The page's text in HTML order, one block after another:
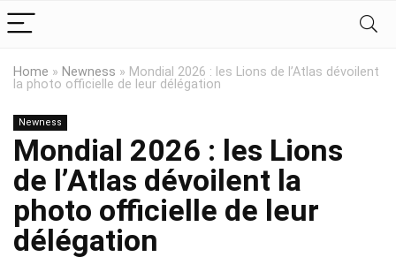
Home » Newness » Mondial 2026 : les Lions de l’Atlas dévoilent
la photo officielle de leur délégation
Newness
Mondial 2026 : les Lions
de l’Atlas dévoilent la
photo officielle de leur
délégation